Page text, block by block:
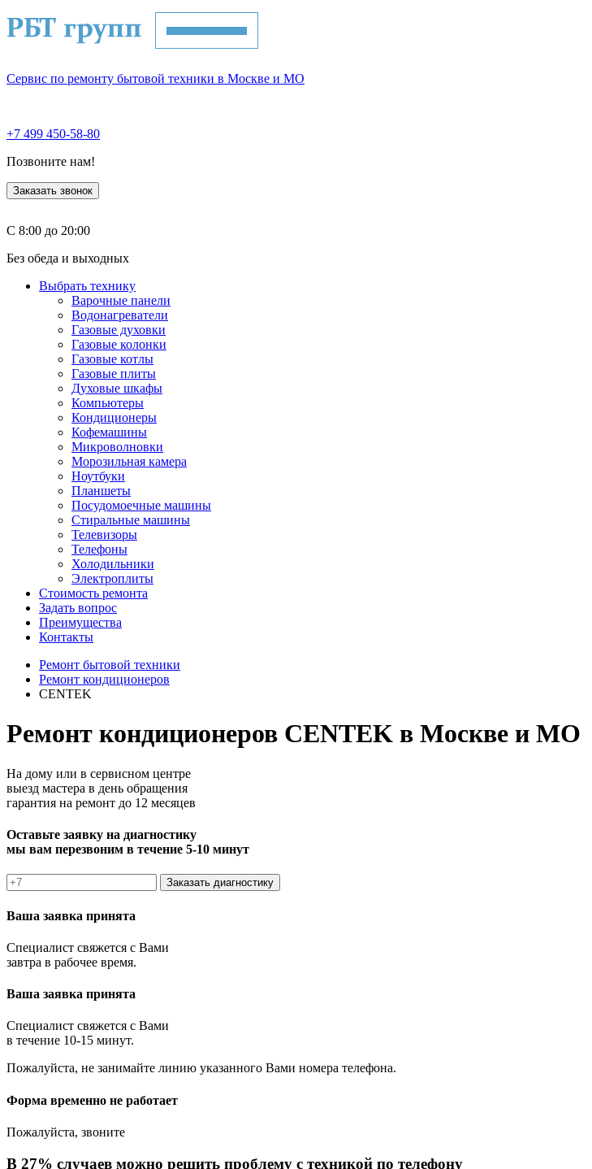
Сервис по ремонту бытовой техники в Москве и МО
+7 499 450-58-80
Позвоните нам!
Заказать звонок
С 8:00 до 20:00
Без обеда и выходных
Выбрать технику
Варочные панели
Водонагреватели
Газовые духовки
Газовые колонки
Газовые котлы
Газовые плиты
Духовые шкафы
Компьютеры
Кондиционеры
Кофемашины
Микроволновки
Морозильная камера
Ноутбуки
Планшеты
Посудомоечные машины
Стиральные машины
Телевизоры
Телефоны
Холодильники
Электроплиты
Стоимость ремонта
Задать вопрос
Преимущества
Контакты
Ремонт бытовой техники
Ремонт кондиционеров
CENTEK
Ремонт кондиционеров CENTEK в Москве и МО
На дому или в сервисном центре
выезд мастера в день обращения
гарантия на ремонт до 12 месяцев
Оставьте заявку на диагностику
мы вам перезвоним в течение 5-10 минут
Заказать диагностику
Ваша заявка принята
Специалист свяжется с Вами
завтра в рабочее время.
Ваша заявка принята
Специалист свяжется с Вами
в течение 10-15 минут.
Пожалуйста, не занимайте линию указанного Вами номера телефона.
Форма временно не работает
Пожалуйста, звоните
В 27% случаев можно решить проблему с техникой по телефону